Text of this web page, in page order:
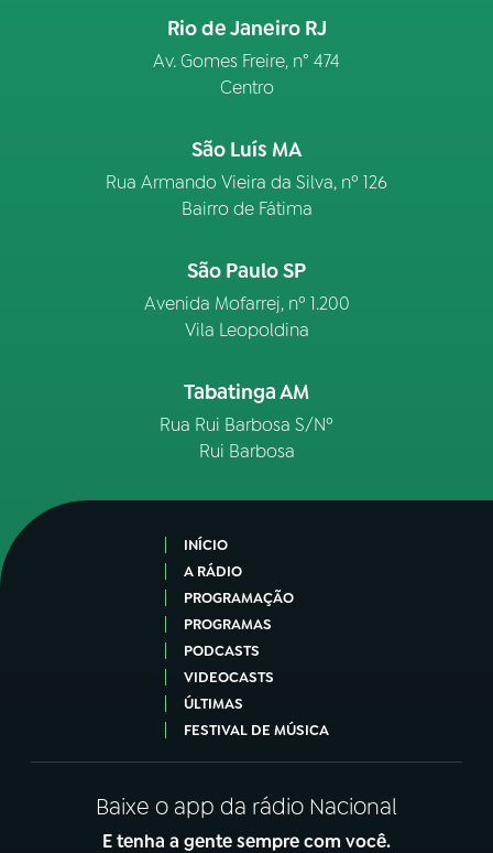
Rio de Janeiro RJ
Av. Gomes Freire, n° 474
Centro
São Luís MA
Rua Armando Vieira da Silva, nº 126
Bairro de Fátima
São Paulo SP
Avenida Mofarrej, nº 1.200
Vila Leopoldina
Tabatinga AM
Rua Rui Barbosa S/Nº
Rui Barbosa
INÍCIO
A RÁDIO
PROGRAMAÇÃO
PROGRAMAS
PODCASTS
VIDEOCASTS
ÚLTIMAS
FESTIVAL DE MÚSICA
Baixe o app da rádio Nacional
E tenha a gente sempre com você.